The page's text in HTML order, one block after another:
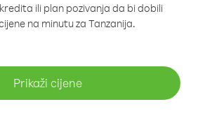
ili plan pozivanja da bi dobili
na minutu za Tanzanija.
Prikaži cijene